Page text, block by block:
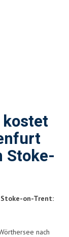
kostet
Stoke-
on-Trent:
nach